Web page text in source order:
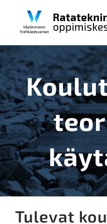
Tulevat